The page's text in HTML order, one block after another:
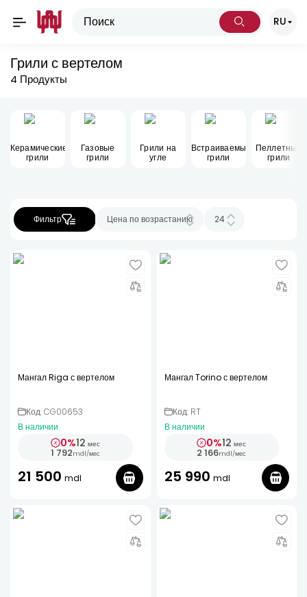
RU
Грили с вертелом
4 Продукты
Керамические
грили
Газовые
грили
Грили на
угле
Встраиваемые
грили
Пеллетные
грили
Фильтр
Мангал Riga с вертелом
Код: CG00653
В наличии
0%12 мес
1 792mdl/мес
21 500 mdl
Мангал Torino с вертелом
Код: RT
В наличии
0%12 мес
2 166mdl/мес
25 990 mdl